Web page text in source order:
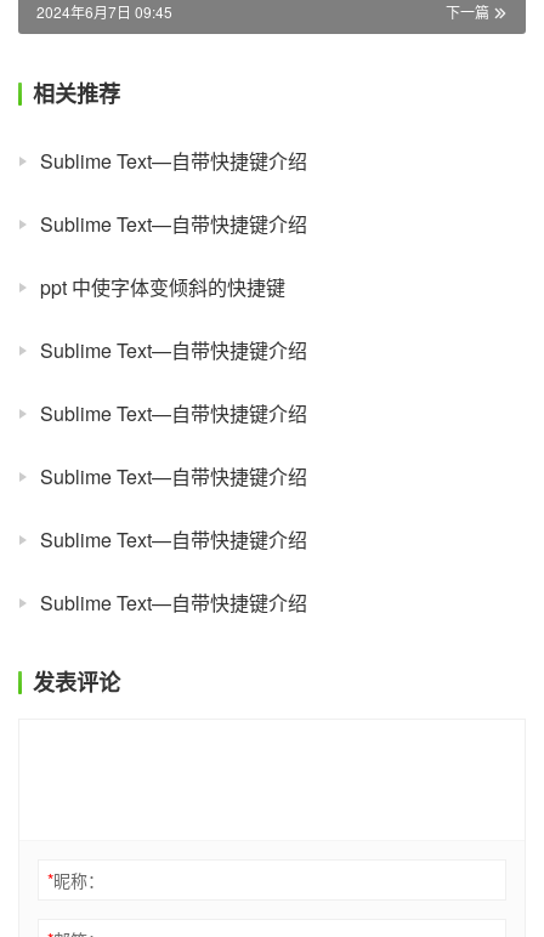
下一篇
2024年6月7日 09:45
相关推荐
Sublime Text—自带快捷键介绍
Sublime Text—自带快捷键介绍
ppt 中使字体变倾斜的快捷键
Sublime Text—自带快捷键介绍
Sublime Text—自带快捷键介绍
Sublime Text—自带快捷键介绍
Sublime Text—自带快捷键介绍
Sublime Text—自带快捷键介绍
发表评论
*昵称：